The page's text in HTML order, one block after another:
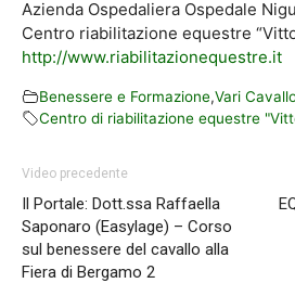
Azienda Ospedaliera Ospedale
Centro riabilitazione equestre
http://www.riabilitazionequestre.it
Benessere e Formazione,Vari
Centro di riabilitazione equestre
Video precedente
Il Portale: Dott.ssa Raffaella
Saponaro (Easylage) – Corso
sul benessere del cavallo alla
Fiera di Bergamo 2